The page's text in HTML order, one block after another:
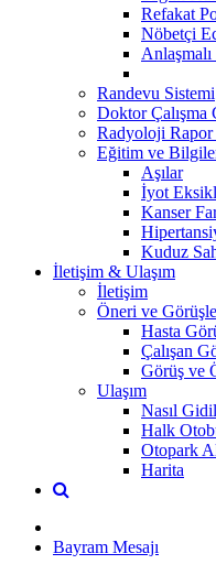
Refakat
Nöbetçi
Randevu Sistemi
Doktor Çalışma
Radyoloji Rapor
Eğitim ve
Aşılar
İyot
Kanser
Kuduz
İletişim & Ulaşım
İletişim
Öneri ve
Hasta
Çalışan
Görüş ve
Ulaşım
Nasıl
Halk
Otopark
Harita
Bayram Mesajı